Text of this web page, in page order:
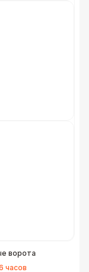
ворота
часов